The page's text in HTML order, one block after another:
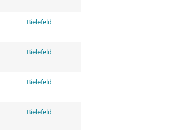
Bielefeld
Bielefeld
Bielefeld
Bielefeld